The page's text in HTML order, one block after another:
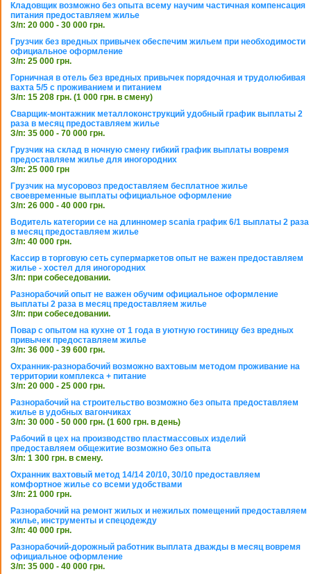
Кладовщик возможно без опыта всему научим частичная компенсация
питания предоставляем жилье
З/п: 20 000 - 30 000 грн.
Грузчик без вредных привычек обеспечим жильем при необходимости
официальное оформление
З/п: 25 000 грн.
Горничная в отель без вредных привычек порядочная и трудолюбивая
вахта 5/5 с проживанием и питанием
З/п: 15 208 грн. (1 000 грн. в смену)
Сварщик-монтажник металлоконструкций удобный график выплаты 2
раза в месяц предоставляем жилье
З/п: 35 000 - 70 000 грн.
Грузчик на склад в ночную смену гибкий график выплаты вовремя
предоставляем жилье для иногородних
З/п: 25 000 грн
Грузчик на мусоровоз предоставляем бесплатное жилье
своевременные выплаты официальное оформление
З/п: 26 000 - 40 000 грн.
Водитель категории се на длинномер scania график 6/1 выплаты 2 раза
в месяц предоставляем жилье
З/п: 40 000 грн.
Кассир в торговую сеть супермаркетов опыт не важен предоставляем
жилье - хостел для иногородних
З/п: при собеседовании.
Разнорабочий опыт не важен обучим официальное оформление
выплаты 2 раза в месяц предоставляем жилье
З/п: при собеседовании.
Повар с опытом на кухне от 1 года в уютную гостиницу без вредных
привычек предоставляем жилье
З/п: 36 000 - 39 600 грн.
Охранник-разнорабочий возможно вахтовым методом проживание на
территории комплекса + питание
З/п: 20 000 - 25 000 грн.
Разнорабочий на строительство возможно без опыта предоставляем
жилье в удобных вагончиках
З/п: 30 000 - 50 000 грн. (1 600 грн. в день)
Рабочий в цех на производство пластмассовых изделий
предоставляем общежитие возможно без опыта
З/п: 1 300 грн. в смену.
Охранник вахтовый метод 14/14 20/10, 30/10 предоставляем
комфортное жилье со всеми удобствами
З/п: 21 000 грн.
Разнорабочий на ремонт жилых и нежилых помещений предоставляем
жилье, инструменты и спецодежду
З/п: 40 000 грн.
Разнорабочий-дорожный работник выплата дважды в месяц вовремя
официальное оформление
З/п: 35 000 - 40 000 грн.